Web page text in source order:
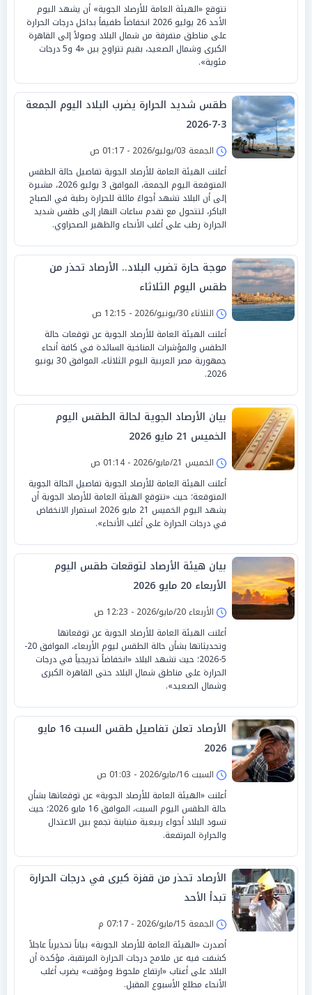
تتوقع «الهيئة العامة للأرصاد الجوية» أن يشهد اليوم
الأحد 26 يوليو 2026 انخفاضاً طفيفاً بداخل درجات الحرارة
على مناطق متفرقة من شمال البلاد وصولاً إلى القاهرة
الكبرى وشمال الصعيد، بقيم تتراوح بين «4 و5 درجات
مئوية».
طقس شديد الحرارة يضرب البلاد اليوم الجمعة
3-7-2026
الجمعة 03/يوليو/2026 - 01:17 ص
أعلنت الهيئة العامة للأرصاد الجوية تفاصيل حالة الطقس
المتوقعة اليوم الجمعة، الموافق 3 يوليو 2026، مشيرة
إلى أن البلاد تشهد أجواءً مائلة للحرارة رطبة في الصباح
الباكر، لتتحول مع تقدم ساعات النهار إلى طقس شديد
الحرارة رطب على أغلب الأنحاء والظهير الصحراوي.
موجة حارة تضرب البلاد.. الأرصاد تحذر من
طقس اليوم الثلاثاء
الثلاثاء 30/يونيو/2026 - 12:15 ص
أعلنت الهيئة العامة للأرصاد الجوية عن توقعات حالة
الطقس والمؤشرات المناخية السائدة في كافة أنحاء
جمهورية مصر العربية اليوم الثلاثاء، الموافق 30 يونيو
2026.
بيان الأرصاد الجوية لحالة الطقس اليوم
الخميس 21 مايو 2026
الخميس 21/مايو/2026 - 01:14 ص
أعلنت الهيئة العامة للأرصاد الجوية تفاصيل الحالة الجوية
المتوقعة؛ حيث «تتوقع الهيئة العامة للأرصاد الجوية أن
يشهد اليوم الخميس 21 مايو 2026 استمرار الانخفاض
في درجات الحرارة على أغلب الأنحاء».
بيان هيئة الأرصاد لتوقعات طقس اليوم
الأربعاء 20 مايو 2026
الأربعاء 20/مايو/2026 - 12:23 ص
أعلنت الهيئة العامة للأرصاد الجوية عن توقعاتها
وتحديثاتها بشأن حالة الطقس ليوم الأربعاء، الموافق 20-
5-2026؛ حيث تشهد البلاد «انخفاضاً تدريجياً في درجات
الحرارة على مناطق شمال البلاد حتى القاهرة الكبرى
وشمال الصعيد».
الأرصاد تعلن تفاصيل طقس السبت 16 مايو
2026
السبت 16/مايو/2026 - 01:03 ص
أعلنت «الهيئة العامة للأرصاد الجوية» عن توقعاتها بشأن
حالة الطقس اليوم السبت، الموافق 16 مايو 2026؛ حيث
تسود البلاد أجواء ربيعية متباينة تجمع بين الاعتدال
والحرارة المرتفعة.
الأرصاد تحذر من قفزة كبرى في درجات الحرارة
تبدأ الأحد
الجمعة 15/مايو/2026 - 07:17 م
أصدرت «الهيئة العامة للأرصاد الجوية» بياناً تحذيرياً عاجلاً
كشفت فيه عن ملامح درجات الحرارة المرتقبة، مؤكدة أن
البلاد على أعتاب «ارتفاع ملحوظ ومؤقت» يضرب أغلب
الأنحاء مطلع الأسبوع المقبل.